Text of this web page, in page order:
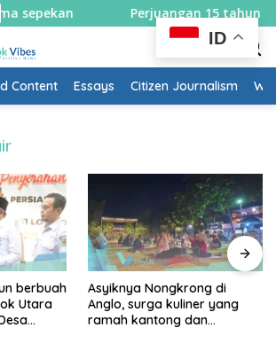
Perjuangan 15 tahun berbuah
Content Essays Citizen Journalism
berbuah
Utara
Asyiknya Nongkrong di
Anglo, surga kuliner yang
ramah kantong dan
ID